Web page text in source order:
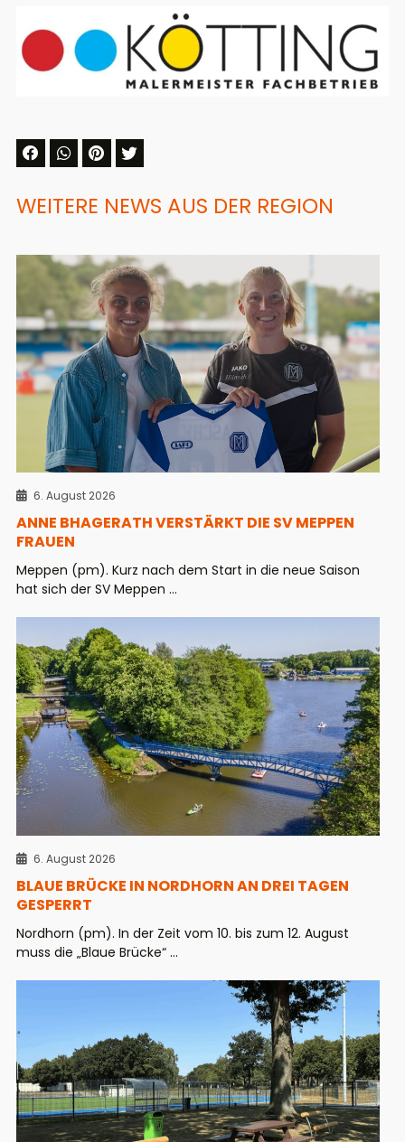
WEITERE NEWS AUS DER REGION
6. August 2026
ANNE BHAGERATH VERSTÄRKT DIE SV MEPPEN
FRAUEN
Meppen (pm). Kurz nach dem Start in die neue Saison
hat sich der SV Meppen ...
6. August 2026
BLAUE BRÜCKE IN NORDHORN AN DREI TAGEN
GESPERRT
Nordhorn (pm). In der Zeit vom 10. bis zum 12. August
muss die „Blaue Brücke“ ...